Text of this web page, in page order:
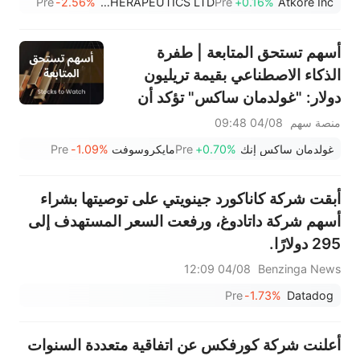
أسهم تستحق المتابعة | طفرة
الذكاء الاصطناعي بقيمة تريليون
دولار: "غولدمان ساكس" تؤكد أن
دورة الإنفاق لم تنتهِ بعد — وإليكم
الوجهات المحتملة لتدفق الأموال
منصة سهم
04/08 09:48
غولدمان ساكس إنك +0.70%
Preمايكروسوفت -1.09%
Pre
أبقت شركة كاناكورد جينويتي على توصيتها بشراء
أسهم شركة داتادوغ، ورفعت السعر المستهدف إلى
295 دولارًا.
Benzinga News
04/08 12:09
Datadog
-1.73%
Pre
أعلنت شركة كورفكس عن اتفاقية متعددة السنوات